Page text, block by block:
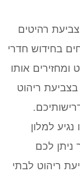
רהיטים
בחידוש חדרי
ומחזירים אותו
ריהוט
נגיע למלון
ניתן לכם
ריהוט לבתי